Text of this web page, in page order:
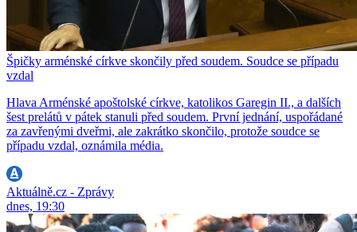
Špičky arménské církve skončily před soudem. Soudce se případu
vzdal
Hlava Arménské apoštolské církve, katolikos Garegin II., a dalších
šest prelátů v pátek stanuli před soudem. První jednání, uspořádané
za zavřenými dveřmi, ale zakrátko skončilo, protože soudce se
případu vzdal, oznámila média.
Aktuálně.cz - Zprávy
dnes, 19:30